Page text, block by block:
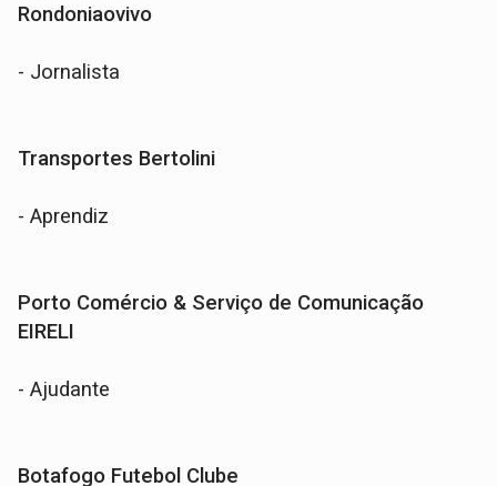
Rondoniaovivo
- Jornalista
Transportes Bertolini
- Aprendiz
Porto Comércio & Serviço de Comunicação
EIRELI
- Ajudante
Botafogo Futebol Clube